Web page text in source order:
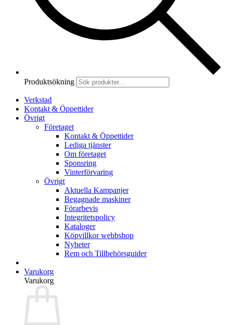
Produktsökning
Verkstad
Kontakt & Öppettider
Övrigt
Företaget
Kontakt & Öppettider
Lediga tjänster
Om företaget
Sponsring
Vinterförvaring
Övrigt
Aktuella Kampanjer
Begagnade maskiner
Förarbevis
Integritetspolicy
Kataloger
Köpvillkor webbshop
Nyheter
Rem och Tillbehörsguider
Varukorg
Varukorg